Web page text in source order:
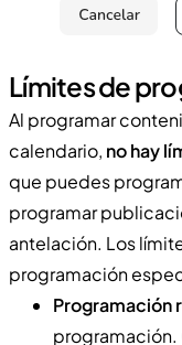
Límites de
Al programar
calendario, no hay
que puedes
programar
antelación. Los
programación
Programación
programación.